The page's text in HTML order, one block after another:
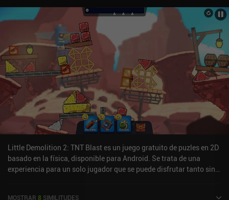
Little Demolition 2: TNT Blast es un juego gratuito de puzles en 2D
basado en la física, disponible para Android. Se trata de una
experiencia para un solo jugador que se puede disfrutar tanto sin
MOSTRAR 8 SIMILITUDES